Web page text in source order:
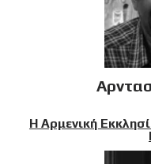
Η Αρμενική